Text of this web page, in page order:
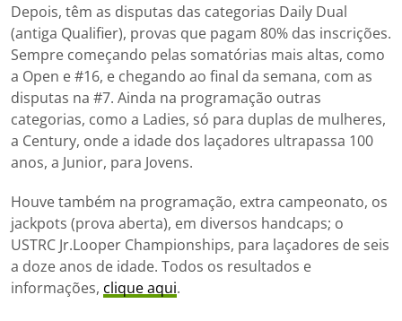
Depois, têm as disputas das categorias Daily Dual
(antiga Qualifier), provas que pagam 80% das inscrições.
Sempre começando pelas somatórias mais altas, como
a Open e #16, e chegando ao final da semana, com as
disputas na #7. Ainda na programação outras
categorias, como a Ladies, só para duplas de mulheres,
a Century, onde a idade dos laçadores ultrapassa 100
anos, a Junior, para Jovens.
Houve também na programação, extra campeonato, os
jackpots (prova aberta), em diversos handcaps; o
USTRC Jr.Looper Championships, para laçadores de seis
a doze anos de idade. Todos os resultados e
informações, clique aqui.